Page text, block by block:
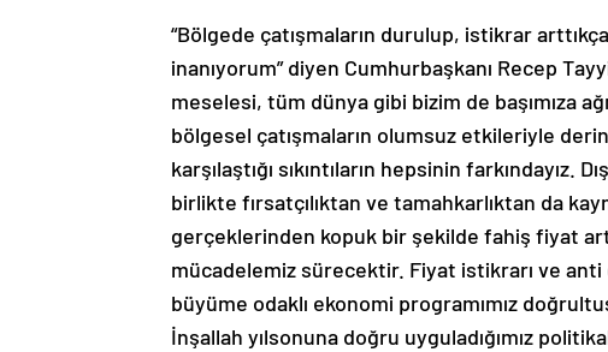
“Bölgede çatışmaların durulup, istikrar
inanıyorum” diyen Cumhurbaşkanı Recep
meselesi, tüm dünya gibi bizim de başımıza
bölgesel çatışmaların olumsuz etkileriyle
karşılaştığı sıkıntıların hepsinin
birlikte fırsatçılıktan ve tamahkarlıktan da
gerçeklerinden kopuk bir şekilde fahiş fiyat
mücadelemiz sürecektir. Fiyat istikrarı ve
büyüme odaklı ekonomi programımız
İnşallah yılsonuna doğru uyguladığımız